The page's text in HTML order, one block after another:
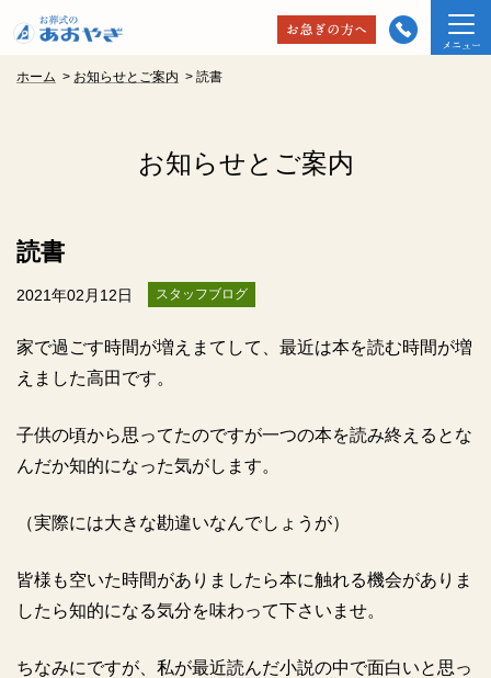
ホーム > お知らせとご案内 > 読書
お知らせとご案内
読書
2021年02月12日 スタッフブログ
家で過ごす時間が増えまてして、最近は本を読む時間が増
えました高田です。
子供の頃から思ってたのですが一つの本を読み終えるとな
んだか知的になった気がします。
（実際には大きな勘違いなんでしょうが）
皆様も空いた時間がありましたら本に触れる機会がありま
したら知的になる気分を味わって下さいませ。
ちなみにですが、私が最近読んだ小説の中で面白いと思っ